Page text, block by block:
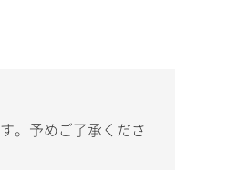
。予めご了承くださ